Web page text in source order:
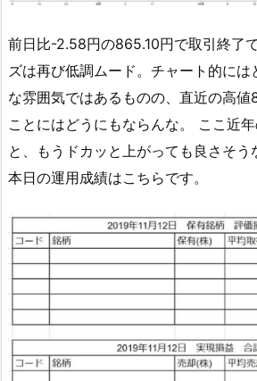
前日比-2.58円の865.10円で取引終了
ズは再び低調ムード。チャート的には
な雰囲気ではあるものの、直近の高
ことにはどうにもならんな。 ここ近
と、もうドカッと上がっても良さそう
本日の運用成績はこちらです。